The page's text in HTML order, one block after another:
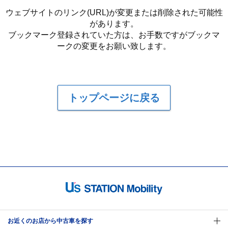
ウェブサイトのリンク(URL)が変更または削除された可能性
があります。
ブックマーク登録されていた方は、お手数ですがブックマ
ークの変更をお願い致します。
トップページに戻る
お近くのお店から中古車を探す